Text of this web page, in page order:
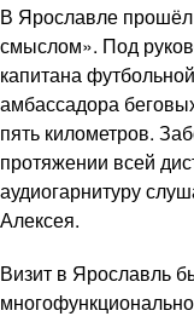
В Ярославле прошёл
смыслом». Под
капитана
амбассадора
пять километров.
протяжении всей
аудиогарнитуру
Алексея.
Визит в Ярославль